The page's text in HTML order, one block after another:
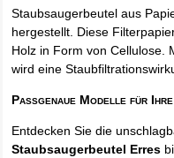
Staubsaugerbeutel aus
hergestellt. Diese
Holz in Form von Cellulose.
wird eine
Passgenaue Modelle für
Entdecken Sie die
Staubsaugerbeutel Erres